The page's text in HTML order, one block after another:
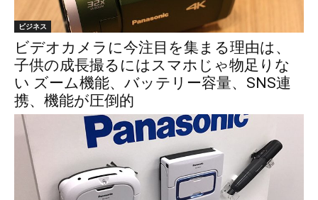
ビジネス
ビデオカメラに今注目を集まる理由は、
子供の成長撮るにはスマホじゃ物足りな
い ズーム機能、バッテリー容量、SNS連
携、機能が圧倒的